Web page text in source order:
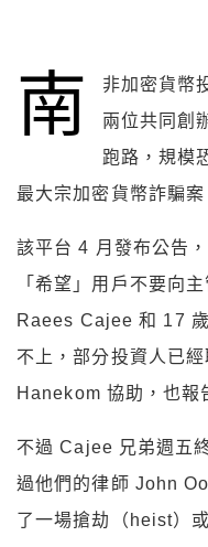
南 非加密貨幣
兩位共同創
跑路，規模
最大宗加密貨幣詐騙案
該平台 4 月發布公告
「希望」用戶不要向
Raees Cajee 和 17
不上，部分投資人已
Hanekom 協助，也報
不過 Cajee 兄弟週五
過他們的律師 John
了一場搶劫（heist）